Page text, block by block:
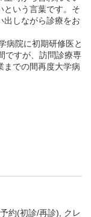
という言葉です。そ
出しながら診療をお
病院に初期研修医と
ですが、訪問診療専
までの間再度大学病
約(初診/再診) クレ